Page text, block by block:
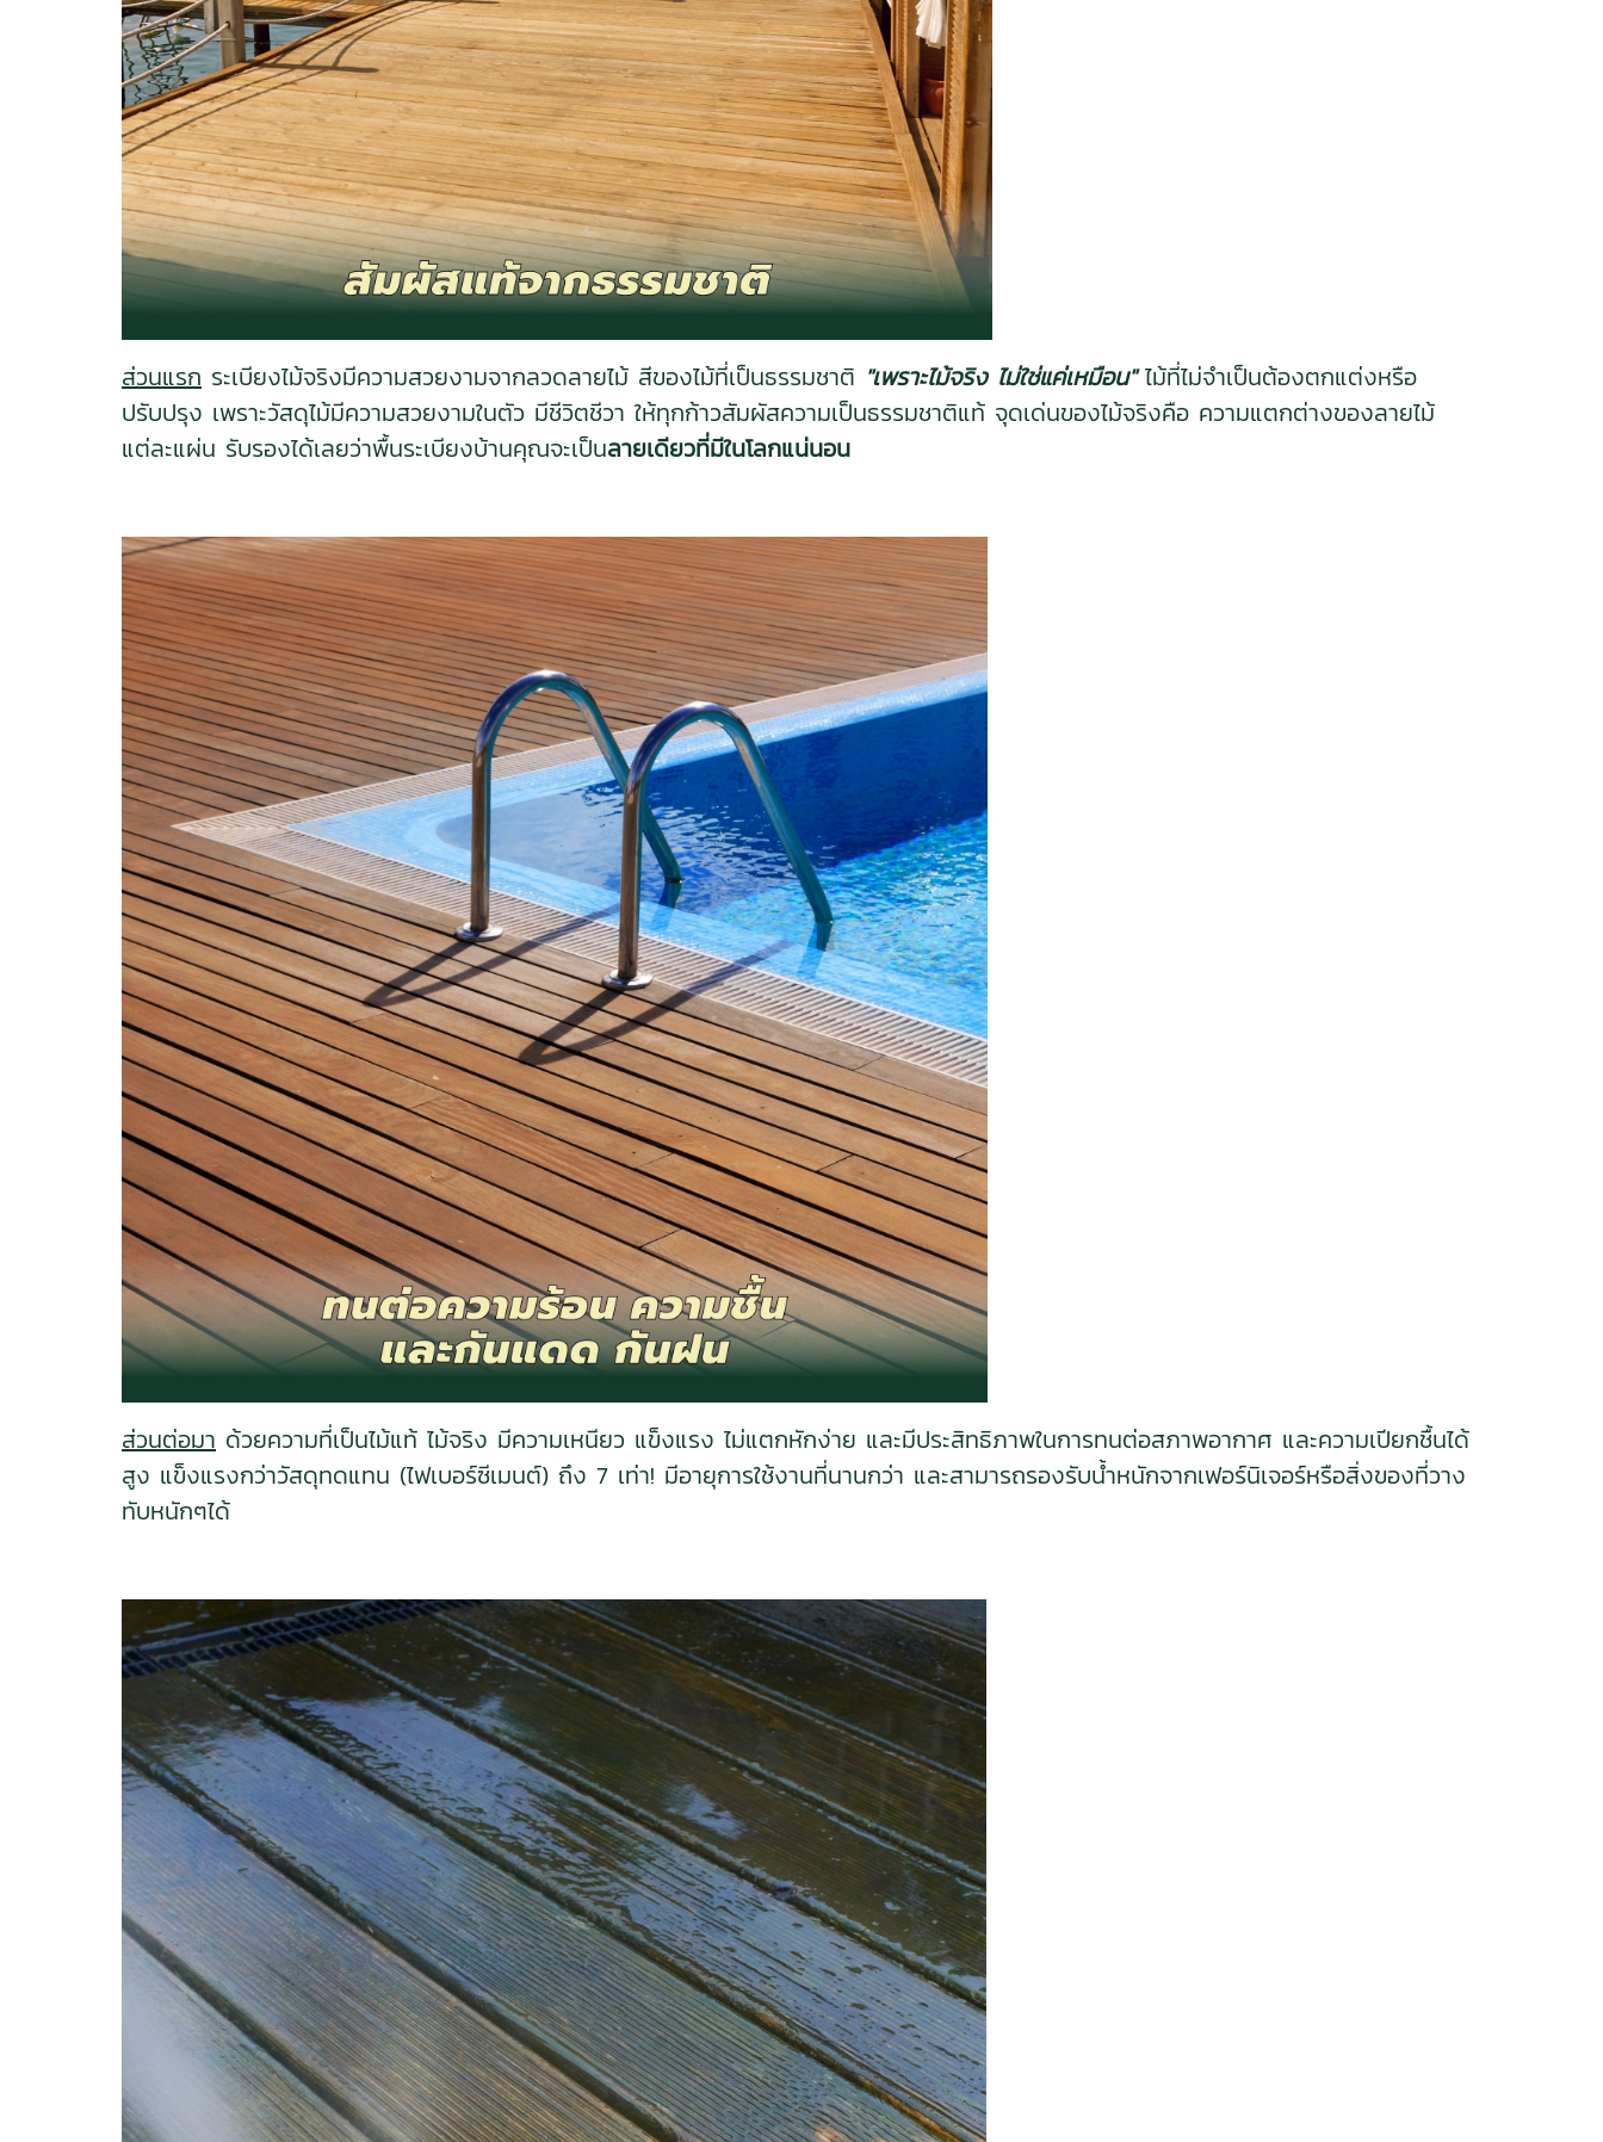
ส่วนแรก ระเบียงไม้จริงมีความสวยงามจากลวดลายไม้ สีของไม้ที่เป็นธรรมชาติ "เพราะไม้จริง ไม่ใช่แค่เหมือน"ไม้ที่ไม่จำเป็นต้องตกแต่งหรือ
ปรับปรุง เพราะวัสดุไม้มีความสวยงามในตัว มีชีวิตชีวา ให้ทุกก้าวสัมผัสความเป็นธรรมชาติแท้ จุดเด่นของไม้จริงคือ ความแตกต่างของลายไม้
แต่ละแผ่น รับรองได้เลยว่าพื้นระเบียงบ้านคุณจะเป็นลายเดียวที่มีในโลกแน่นอน
ส่วนต่อมา ด้วยความที่เป็นไม้แท้ ไม้จริง มีความเหนียว แข็งแรง ไม่แตกหักง่าย และมีประสิทธิภาพในการทนต่อสภาพอากาศ และความเปียกชื้นได้
สูง แข็งแรงกว่าวัสดุทดแทน (ไฟเบอร์ซีเมนต์) ถึง 7 เท่า! มีอายุการใช้งานที่นานกว่า และสามารถรองรับน้ำหนักจากเฟอร์นิเจอร์หรือสิ่งของที่วาง
ทับหนักๆได้